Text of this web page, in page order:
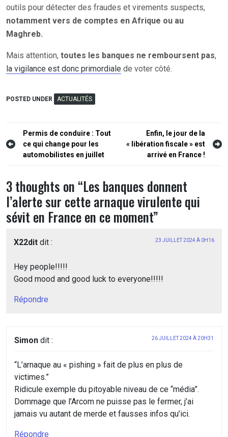
outils pour détecter des fraudes et virements suspects,
notamment vers de comptes en Afrique ou au
Maghreb.
Mais attention, toutes les banques ne remboursent pas,
la vigilance est donc primordiale de voter côté.
POSTED UNDER ACTUALITÉS
Navigation
de
Permis de conduire : Tout
ce qui change pour les
automobilistes en juillet
Enfin, le jour de la
« libération fiscale » est
arrivé en France !
3 thoughts on “Les banques donnent
l’alerte sur cette arnaque virulente qui
sévit en France en ce moment”
X22dit dit : 23 JUILLET 2024 À 0H16
Hey people!!!!!
Good mood and good luck to everyone!!!!!
Répondre
Simon dit : 26 JUILLET 2024 À 20H31
“L’arnaque au « pishing » fait de plus en plus de
victimes.”
Ridicule exemple du pitoyable niveau de ce “média”.
Dommage que l’Arcom ne puisse pas le fermer, j’ai
jamais vu autant de merde et fausses infos qu’ici.
Répondre